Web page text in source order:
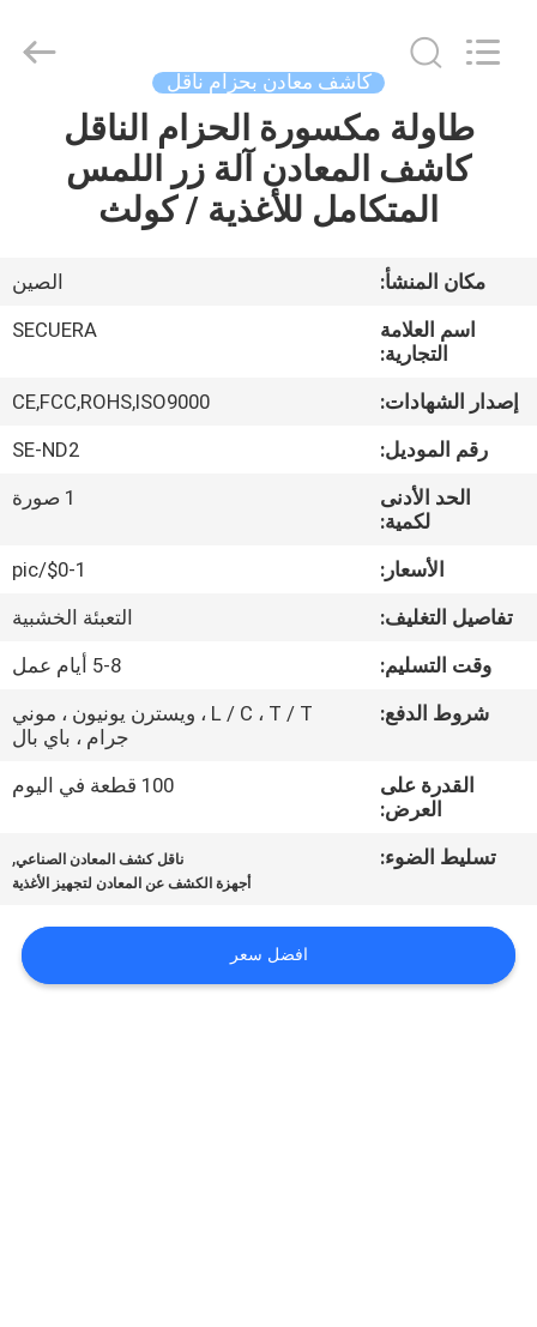
مسكن
منتجات
معلومات
جولة
المعمل
مراقبة
الجودة
اتصل
اطلب
الموقع
CO.,LTD.
كاشف معادن بحزام ناقل
طاولة مكسورة الحزام الناقل
كاشف المعادن آلة زر اللمس
المتكامل للأغذية / كولث
مكان المنشأ:
الصين
اسم العلامة
التجارية:
SECUERA
إصدار الشهادات:
CE,FCC,ROHS,ISO9000
رقم الموديل:
SE-ND2
الحد الأدنى
لكمية:
1 صورة
الأسعار:
$0-1/pic
تفاصيل التغليف:
التعبئة الخشبية
وقت التسليم:
5-8 أيام عمل
شروط الدفع:
L / C ، T / T ، ويسترن يونيون ، موني
جرام ، باي بال
القدرة على
العرض:
100 قطعة في اليوم
تسليط الضوء: ناقل كشف المعادن الصناعي,
أجهزة الكشف عن المعادن لتجهيز الأغذية
افضل سعر